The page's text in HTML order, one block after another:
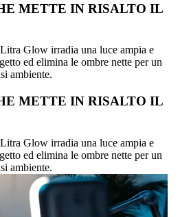
METTE IN RISALTO IL
Glow irradia una luce ampia e
ed elimina le ombre nette per un
ambiente.
METTE IN RISALTO IL
Glow irradia una luce ampia e
ed elimina le ombre nette per un
ambiente.